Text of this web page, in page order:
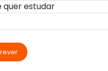
quer estudar